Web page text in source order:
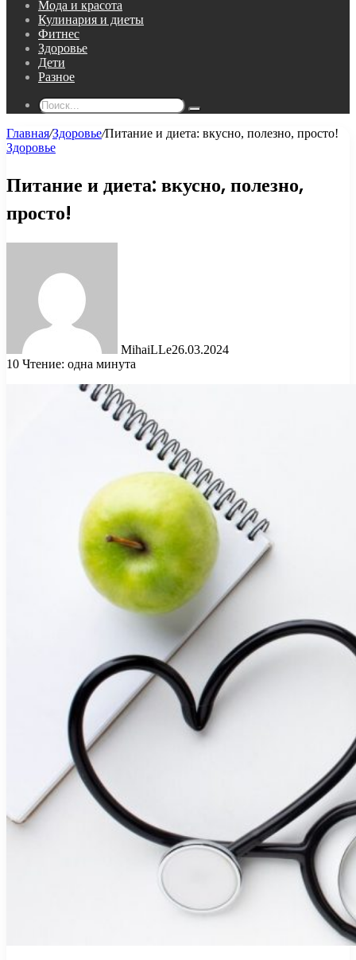
Мода и красота
Кулинария и диеты
Фитнес
Здоровье
Дети
Разное
Поиск...
Главная/Здоровье/Питание и диета: вкусно, полезно, просто!
Здоровье
Питание и диета: вкусно, полезно,
просто!
MihaiLLe26.03.2024
10 Чтение: одна минута